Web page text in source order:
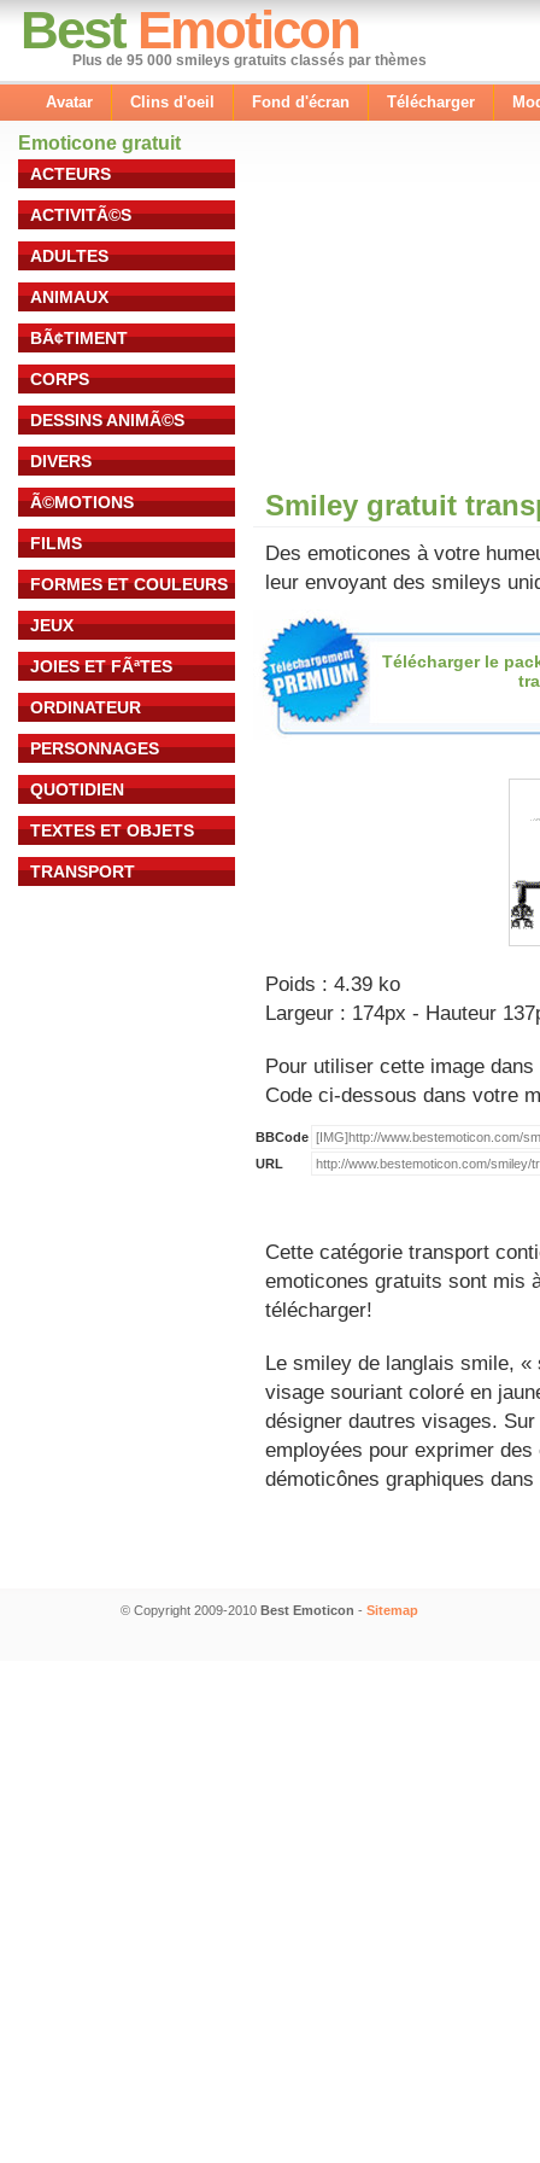
Best Emoticon
Plus de 95 000 smileys gratuits classés par thèmes
Avatar Clins d'oeil Fond d'écran Télécharger
Emoticone gratuit
ACTEURS
ACTIVITÃ©S
ADULTES
ANIMAUX
BÃ¢TIMENT
CORPS
DESSINS ANIMÃ©S
DIVERS
Ã©MOTIONS
FILMS
FORMES ET COULEURS
JEUX
JOIES ET FÃªTES
ORDINATEUR
PERSONNAGES
QUOTIDIEN
TEXTES ET OBJETS
TRANSPORT
Smiley gratuit
Des emoticones à votre
leur envoyant des smileys
Télécharger le
Poids : 4.39 ko
Largeur : 174px - Hauteur
Pour utiliser cette image
Code ci-dessous dans votre
BBCode
URL
Cette catégorie transport
emoticones gratuits sont mis
télécharger!
Le smiley de langlais smile,
visage souriant coloré en
désigner dautres visages.
employées pour exprimer
démoticônes graphiques
© Copyright 2009-2010 Best Emoticon - Sitemap